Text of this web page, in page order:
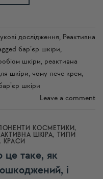
дослідження, Реактивна
бар’єр шкіри,
шкіри, реактивна
шкіри, чому пече крем,
шкіри
Leave a comment
КОСМЕТИКИ ,
ШКІРА,
ТИПИ
КРАСИ
це таке, як
і